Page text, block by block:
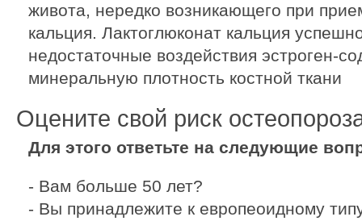
живота, нередко возникающего при
кальция. Лактоглюконат кальция
недостаточные воздействия эстроген-
минеральную плотность костной ткани
Оцените свой риск
Для этого ответьте на следующие
- Вам больше 50 лет?
- Вы принадлежите к европеоидному